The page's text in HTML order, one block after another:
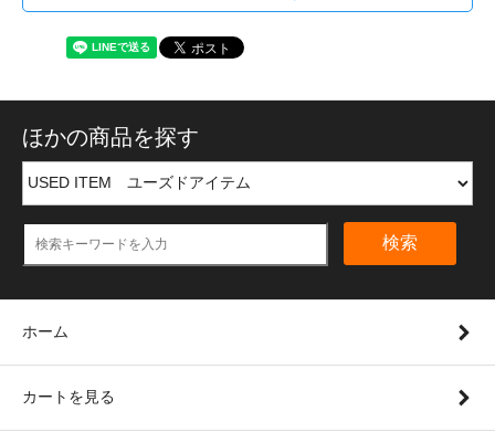
ほかの商品を探す
検索
ホーム
カートを見る